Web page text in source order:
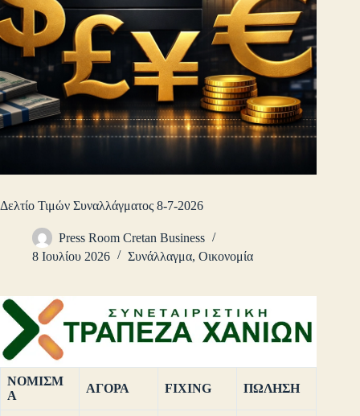
Δελτίο Τιμών Συναλλάγματος 8-7-2026
Press Room Cretan Business
8 Ιουλίου 2026
Συνάλλαγμα, Οικονομία
ΝΟΜΙΣΜ
Α
ΑΓΟΡΑ FIXING ΠΩΛΗΣΗ